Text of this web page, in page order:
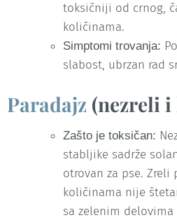
toksičniji od crnog,
količinama.
Simptomi trovanja:
slabost, ubrzan rad
Paradajz (nezreli
Zašto je toksičan:
stabljike sadrže
otrovan za pse. Zreli
količinama nije
sa zelenim